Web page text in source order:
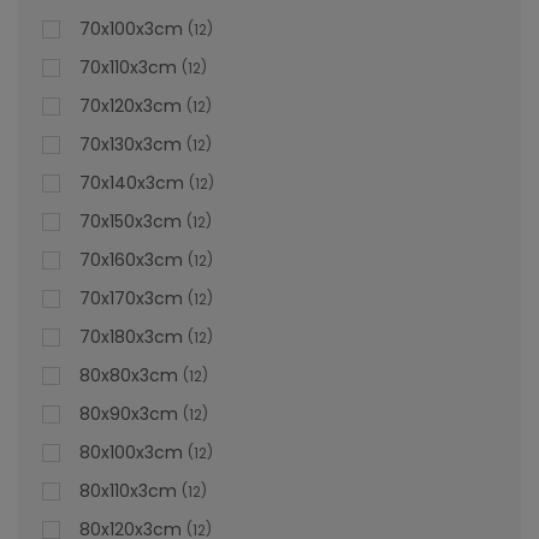
70x100x3cm 12
70x110x3cm 12
70x120x3cm 12
70x130x3cm 12
70x140x3cm 12
70x150x3cm 12
70x160x3cm 12
70x170x3cm 12
70x180x3cm 12
80x80x3cm 12
80x90x3cm 12
80x100x3cm 12
80x110x3cm 12
80x120x3cm 12